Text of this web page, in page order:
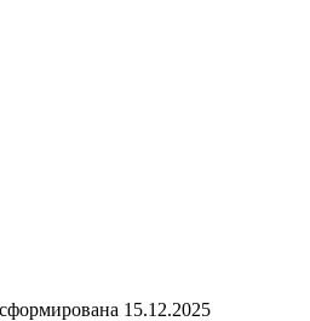
15.12.2025